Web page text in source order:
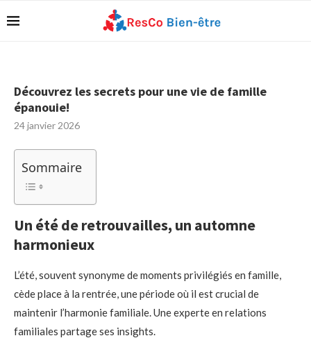
Découvrez les secrets pour une vie de famille
épanouie!
24 janvier 2026
Sommaire
Un été de retrouvailles, un automne
harmonieux
L’été, souvent synonyme de moments privilégiés en famille,
cède place à la rentrée, une période où il est crucial de
maintenir l’harmonie familiale. Une experte en relations
familiales partage ses insights.